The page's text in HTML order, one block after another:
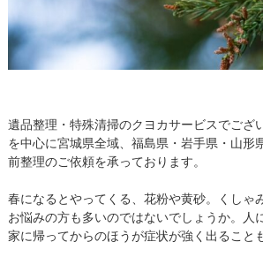
遺品整理・特殊清掃のクヨカサービスでござ
を中心に宮城県全域、福島県・岩手県・山形
前整理のご依頼を承っております。
春になるとやってくる、花粉や黄砂。くしゃ
お悩みの方も多いのではないでしょうか。人
家に帰ってからのほうが症状が強く出ることも